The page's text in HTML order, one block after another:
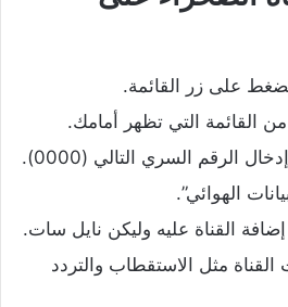
على زر القائمة.
القائمة التي تظهر أمامك.
الرقم السري التالي (0000).
الهوائي”.
إضافة القناة عليه وليكن نايل سات.
القناة مثل الاستقطاب والتردد